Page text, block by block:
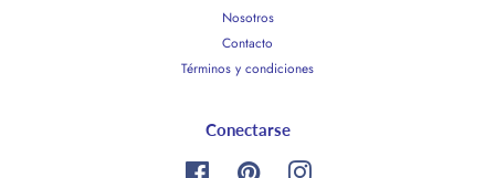
Nosotros
Contacto
Términos y condiciones
Conectarse
FacebookPinterestInstagram